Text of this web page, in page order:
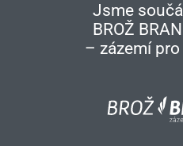
Jsme
BROŽ
– zázemí